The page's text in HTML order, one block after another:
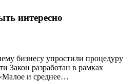
интересно
бизнесу упростили процедуру
Закон разработан в рамках
и среднее…